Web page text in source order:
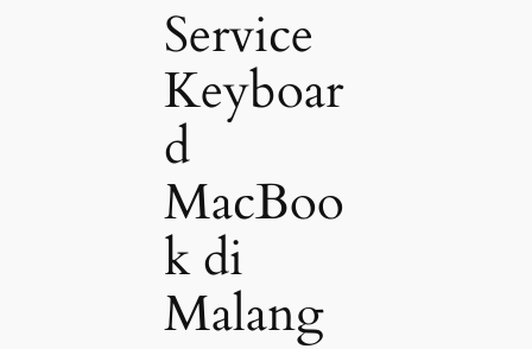
Service
Keyboar
d
MacBoo
k di
Malang